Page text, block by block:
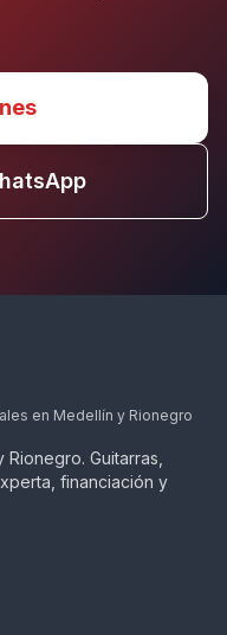
en Medellín y Rionegro
Guitarras,
financiación y